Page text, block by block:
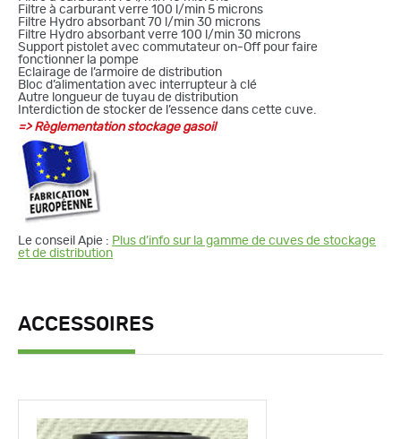
Filtre à carburant verre 100 l/min 5 microns
Filtre Hydro absorbant 70 l/min 30 microns
Filtre Hydro absorbant verre 100 l/min 30 microns
Support pistolet avec commutateur on-Off pour faire
fonctionner la pompe
Eclairage de l’armoire de distribution
Bloc d’alimentation avec interrupteur à clé
Autre longueur de tuyau de distribution
Interdiction de stocker de l’essence dans cette cuve.
=>Règlementation stockage gasoil
Le conseil Apie : Plus d’info sur la gamme de cuves de stockage
et de distribution
ACCESSOIRES